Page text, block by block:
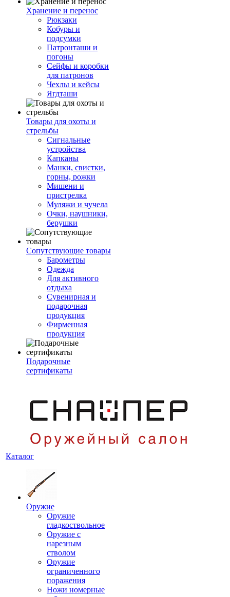
Хранение и перенос
Рюкзаки
Кобуры и
подсумки
Патронташи и
погоны
Сейфы и коробки
для патронов
Чехлы и кейсы
Ягдташи
Товары для охоты и
стрельбы
Сигнальные
устройства
Капканы
Манки, свистки,
горны, рожки
Мишени и
пристрелка
Муляжи и чучела
Очки, наушники,
берушки
Сопутствующие товары
Барометры
Одежда
Для активного
отдыха
Сувенирная и
подарочная
продукция
Фирменная
продукция
Подарочные
сертификаты
Каталог
Оружие
Оружие
гладкоствольное
Оружие с
нарезным
стволом
Оружие
ограниченного
поражения
Ножи номерные